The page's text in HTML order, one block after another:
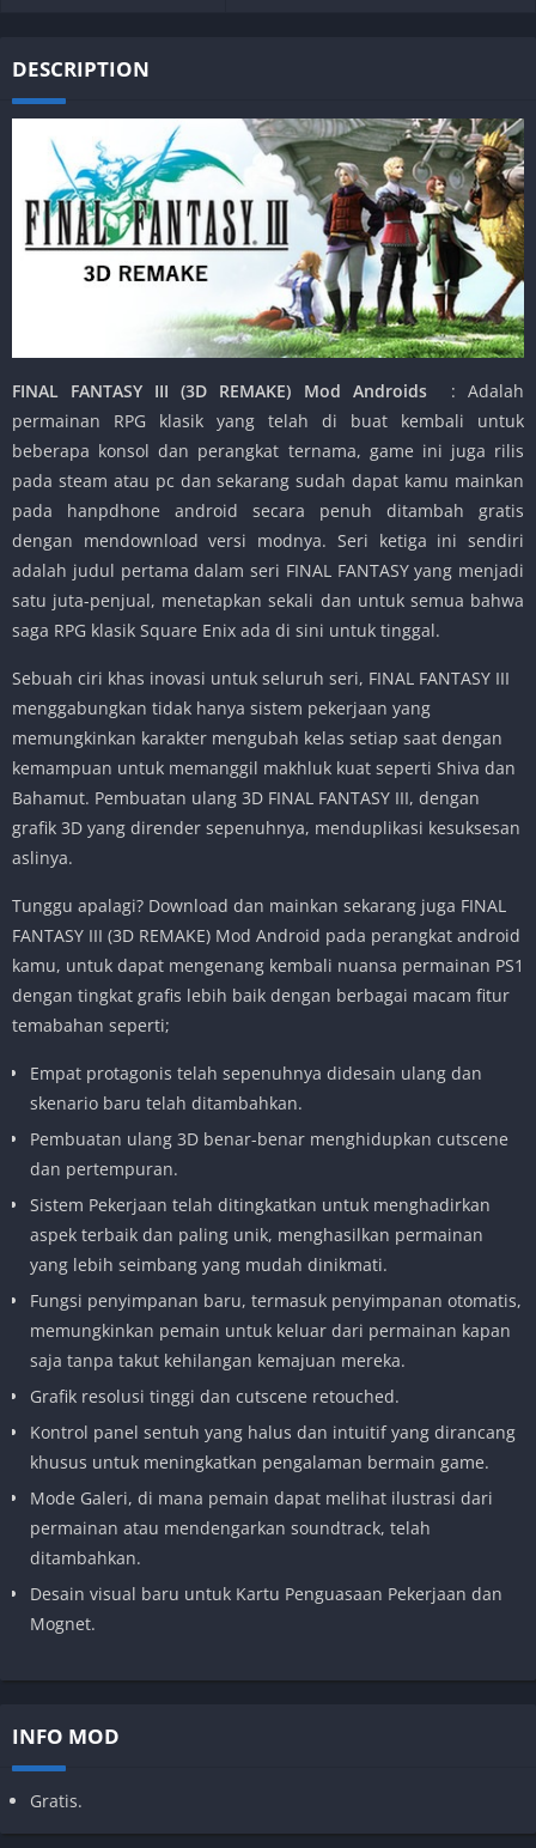
DESCRIPTION
FINAL FANTASY III (3D REMAKE) Mod Androids: Adalah
permainan RPG klasik yang telah di buat kembali untuk
beberapa konsol dan perangkat ternama, game ini juga rilis
pada steam atau pc dan sekarang sudah dapat kamu mainkan
pada hanpdhone android secara penuh ditambah gratis
dengan mendownload versi modnya. Seri ketiga ini sendiri
adalah judul pertama dalam seri FINAL FANTASY yang menjadi
satu juta-penjual, menetapkan sekali dan untuk semua bahwa
saga RPG klasik Square Enix ada di sini untuk tinggal.
Sebuah ciri khas inovasi untuk seluruh seri, FINAL FANTASY III
menggabungkan tidak hanya sistem pekerjaan yang
memungkinkan karakter mengubah kelas setiap saat dengan
kemampuan untuk memanggil makhluk kuat seperti Shiva dan
Bahamut. Pembuatan ulang 3D FINAL FANTASY III, dengan
grafik 3D yang dirender sepenuhnya, menduplikasi kesuksesan
aslinya.
Tunggu apalagi? Download dan mainkan sekarang juga FINAL
FANTASY III (3D REMAKE) Mod Android pada perangkat android
kamu, untuk dapat mengenang kembali nuansa permainan PS1
dengan tingkat grafis lebih baik dengan berbagai macam fitur
temabahan seperti;
Empat protagonis telah sepenuhnya didesain ulang dan
skenario baru telah ditambahkan.
Pembuatan ulang 3D benar-benar menghidupkan cutscene
dan pertempuran.
Sistem Pekerjaan telah ditingkatkan untuk menghadirkan
aspek terbaik dan paling unik, menghasilkan permainan
yang lebih seimbang yang mudah dinikmati.
Fungsi penyimpanan baru, termasuk penyimpanan otomatis,
memungkinkan pemain untuk keluar dari permainan kapan
saja tanpa takut kehilangan kemajuan mereka.
Grafik resolusi tinggi dan cutscene retouched.
Kontrol panel sentuh yang halus dan intuitif yang dirancang
khusus untuk meningkatkan pengalaman bermain game.
Mode Galeri, di mana pemain dapat melihat ilustrasi dari
permainan atau mendengarkan soundtrack, telah
ditambahkan.
Desain visual baru untuk Kartu Penguasaan Pekerjaan dan
Mognet.
INFO MOD
Gratis.